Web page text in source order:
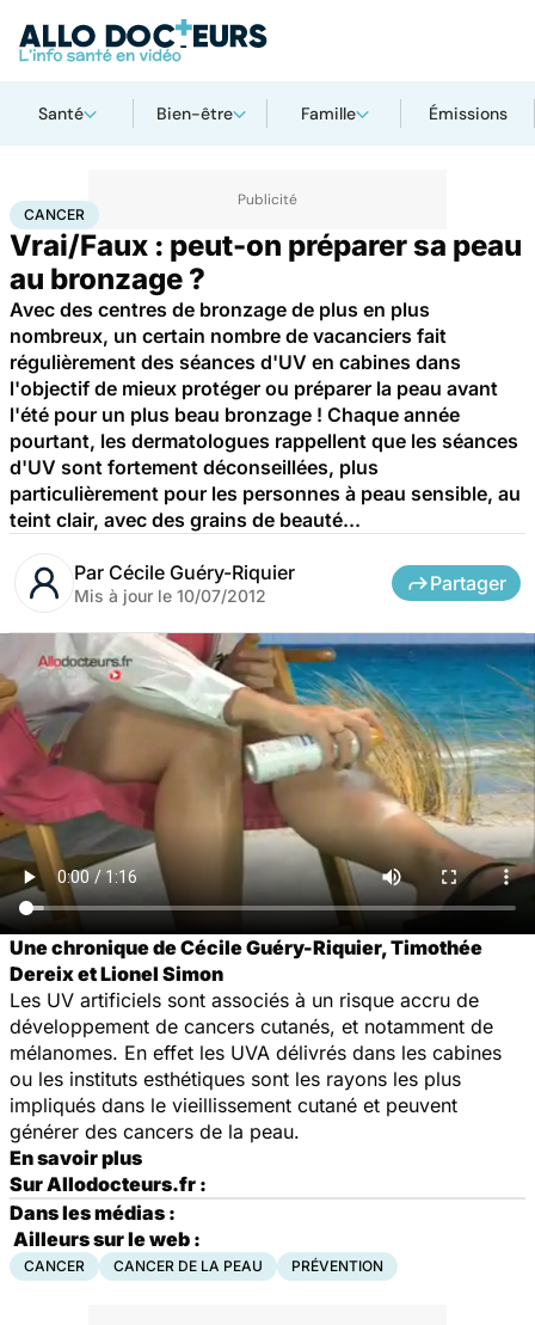
Santé Bien-être Famille Émissions
AccueilSanté Cancer
CANCER
Vrai/Faux : peut-on préparer sa peau
au bronzage ?
Avec des centres de bronzage de plus en plus
nombreux, un certain nombre de vacanciers fait
régulièrement des séances d'UV en cabines dans
l'objectif de mieux protéger ou préparer la peau avant
l'été pour un plus beau bronzage ! Chaque année
pourtant, les dermatologues rappellent que les séances
d'UV sont fortement déconseillées, plus
particulièrement pour les personnes à peau sensible, au
teint clair, avec des grains de beauté...
Par Cécile Guéry-Riquier
Mis à jour le 10/07/2012
Partager
Une chronique de Cécile Guéry-Riquier,Timothée
Dereixet Lionel Simon
Les UV artificiels sont associés à un risque accru de
développement de cancers cutanés, et notamment de
mélanomes. En effet les UVA délivrés dans les cabines
ou les instituts esthétiques sont les rayons les plus
impliqués dans le vieillissement cutané et peuvent
générer des cancers de la peau.
En savoir plus
Sur Allodocteurs.fr :
Dans les médias :
Ailleurs sur le web :
CANCER CANCER DE LA PEAU PRÉVENTION